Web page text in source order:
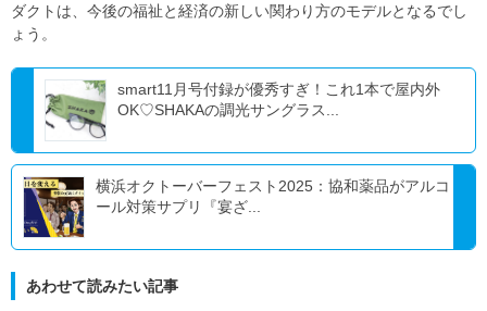
ダクトは、今後の福祉と経済の新しい関わり方のモデルとなるでし
ょう。
smart11月号付録が優秀すぎ！これ1本で屋内外
OK♡SHAKAの調光サングラス...
横浜オクトーバーフェスト2025：協和薬品がアルコ
ール対策サプリ『宴ざ...
あわせて読みたい記事